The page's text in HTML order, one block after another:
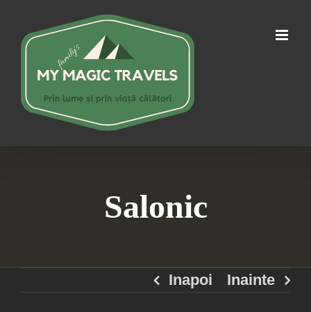
content
Salonic
Inapoi Inainte